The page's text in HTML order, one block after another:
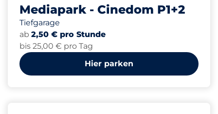
Mediapark - Cinedom P1+2
Tiefgarage
ab 2,50 € pro Stunde
bis 25,00 € pro Tag
Hier parken